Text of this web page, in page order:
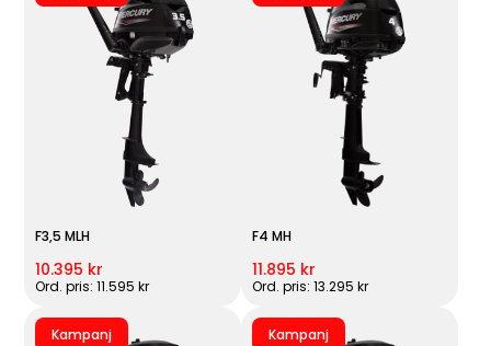
F3,5 MLH
10.395 kr
Ord. pris: 11.595 kr
F4 MH
11.895 kr
Ord. pris: 13.295 kr
Kampanj Kampanj